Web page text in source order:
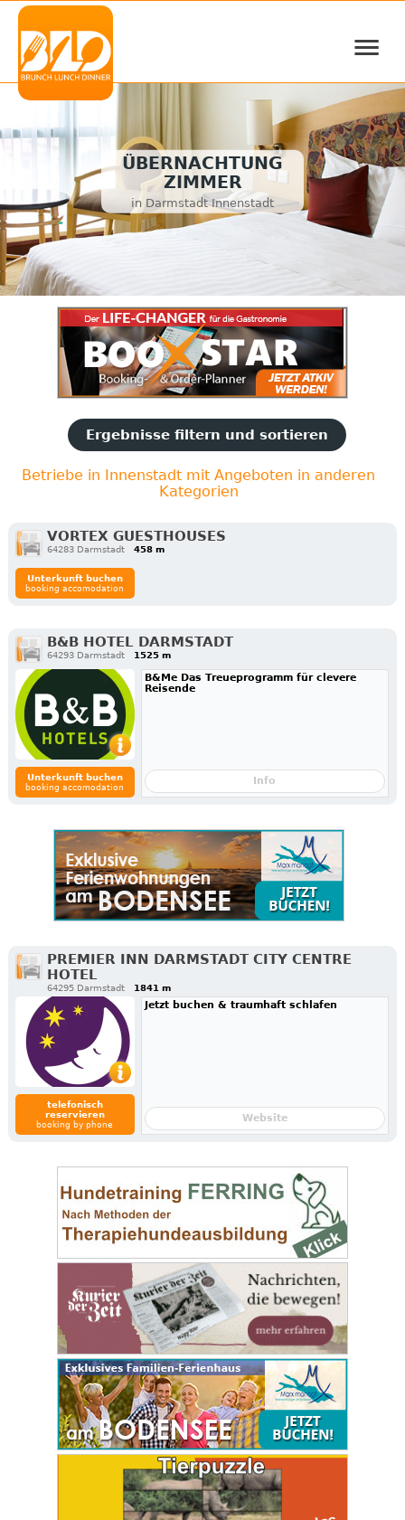
≡
ÜBERNACHTUNG
ZIMMER
in Darmstadt Innenstadt
Ergebnisse filtern und sortieren
Betriebe in Innenstadt mit Angeboten in anderen
Kategorien
VORTEX GUESTHOUSES
64283 Darmstadt 458 m
Unterkunft buchen
booking accomodation
B&B HOTEL DARMSTADT
64293 Darmstadt 1525 m
Unterkunft buchen
booking accomodation
B&Me Das Treueprogramm für clevere
Reisende
Info
PREMIER INN DARMSTADT CITY CENTRE
HOTEL
64295 Darmstadt 1841 m
telefonisch
reservieren
booking by phone
Jetzt buchen & traumhaft schlafen
Website